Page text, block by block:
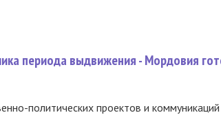
периода выдвижения - Мордовия
политических проектов и